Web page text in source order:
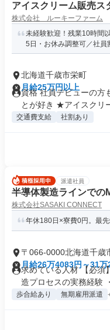
アイスクリーム販売ス
株式会社 ルーキーファーム
未経験歓迎！残業10時間
5日・お休み調整可／社員
北海道千歳市栄町
月給25万円以上
資格 社員デビューの
とが好き ★アイスクリ
交通費支給 社割あり
派遣社員
半導体製造ラインでの
株式会社SASAKI CONNECT
年休180日×寮費0円。最
〒066-0000北海道千歳
月給26万4083円～31万
求めている人材 【必須
造プロセスの実務経験
歩合給あり 無期雇用派遣